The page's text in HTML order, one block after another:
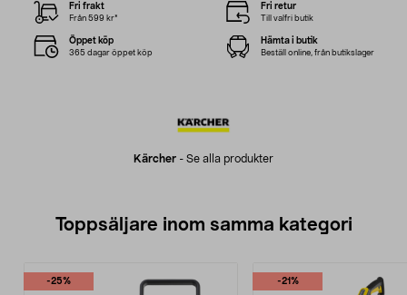
Kärcher - Se alla produkter
Fri frakt
Från 599 kr*
Fri retur
Till valfri butik
Öppet köp
365 dagar öppet köp
Hämta i butik
Beställ online, från butikslager
Toppsäljare inom samma kategori
-25% -21%